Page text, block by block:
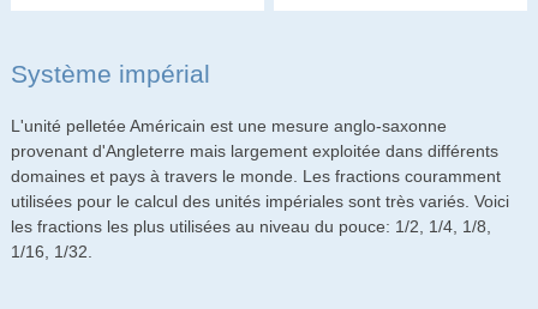
Système impérial
L'unité pelletée Américain est une mesure anglo-saxonne
provenant d'Angleterre mais largement exploitée dans différents
domaines et pays à travers le monde. Les fractions couramment
utilisées pour le calcul des unités impériales sont très variés. Voici
les fractions les plus utilisées au niveau du pouce: 1/2, 1/4, 1/8,
1/16, 1/32.